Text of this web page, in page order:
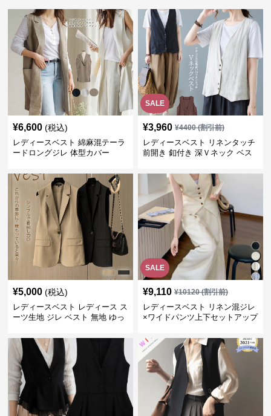
¥6,600 (税込)
レディースベスト 綿麻混テーラ
ードロングジレ 体型カバー
SALE
¥3,960 ¥4400(割引前)
レディースベスト リネンタッチ
前開き 釦付き 深Ｖネック ベス
¥5,000 (税込)
レディースベスト レディース ス
ーツ生地 ジレ ベスト 無地 ゆっ
SALE
¥9,110 ¥10120(割引前)
レディースベスト リネン混ジレ
×ワイドパンツ上下セットアップ